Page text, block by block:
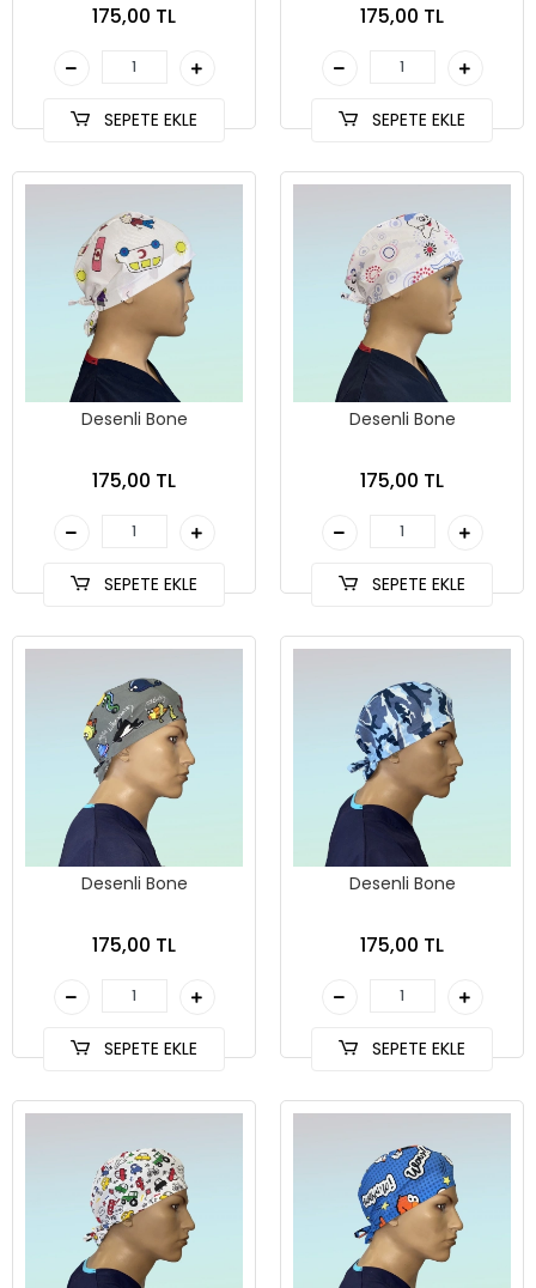
175,00 TL
SEPETE EKLE
175,00 TL
SEPETE EKLE
Desenli Bone
175,00 TL
SEPETE EKLE
Desenli Bone
175,00 TL
SEPETE EKLE
Desenli Bone
175,00 TL
SEPETE EKLE
Desenli Bone
175,00 TL
SEPETE EKLE